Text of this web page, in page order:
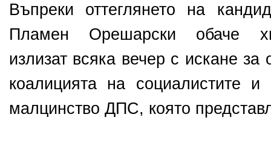
Въпреки оттеглянето на
Пламен Орешарски обаче
излизат всяка вечер с искане за
коалицията на социалистите и
малцинство ДПС, която